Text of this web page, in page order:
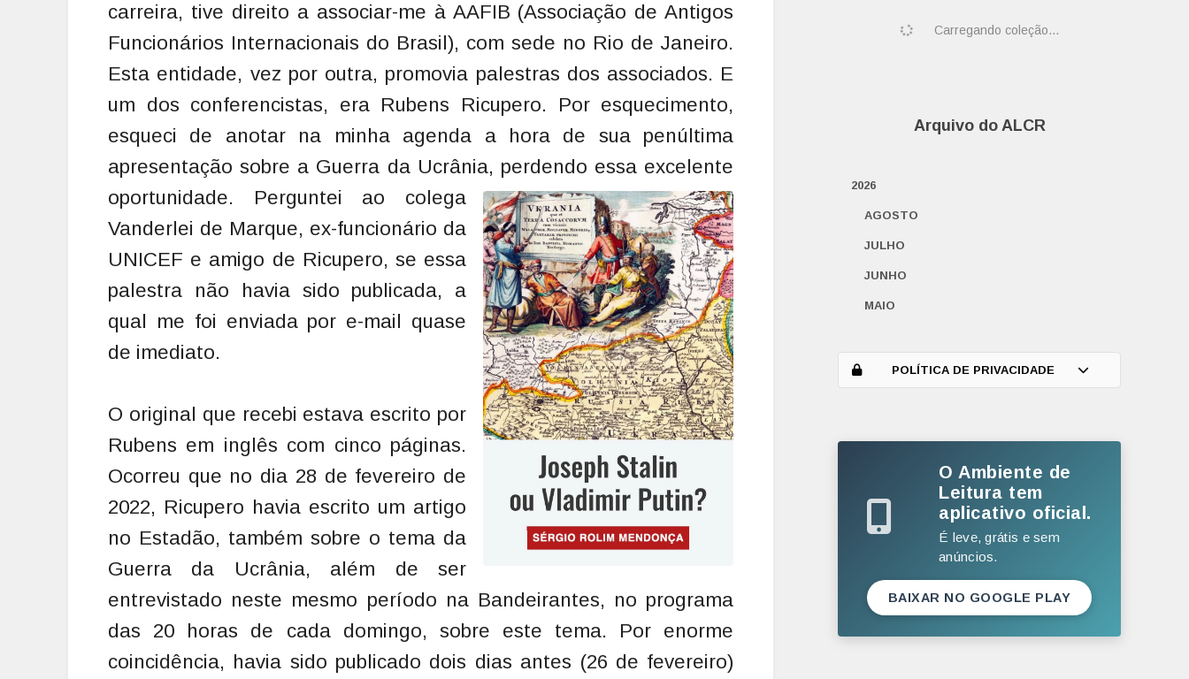
carreira, tive direito a associar-me à AAFIB (Associação de Antigos
Funcionários Internacionais do Brasil), com sede no Rio de Janeiro.
Esta entidade, vez por outra, promovia palestras dos associados. E
um dos conferencistas, era Rubens Ricupero. Por esquecimento,
esqueci de anotar na minha agenda a hora de sua penúltima
apresentação sobre a Guerra da Ucrânia, perdendo essa excelente
oportunidade. Perguntei ao colega
Vanderlei de Marque, ex-funcionário da
UNICEF e amigo de Ricupero, se essa
palestra não havia sido publicada, a
qual me foi enviada por e-mail quase
de imediato.
O original que recebi estava escrito por
Rubens em inglês com cinco páginas.
Ocorreu que no dia 28 de fevereiro de
2022, Ricupero havia escrito um artigo
no Estadão, também sobre o tema da
Guerra da Ucrânia, além de ser
entrevistado neste mesmo período na Bandeirantes, no programa
das 20 horas de cada domingo, sobre este tema. Por enorme
coincidência, havia sido publicado dois dias antes (26 de fevereiro)
Carregando coleção...
Arquivo do ALCR
2026
AGOSTO
JULHO
JUNHO
MAIO
MARÇO
DEZEMBRO
NOVEMBRO
SETEMBRO
POLÍTICA DE PRIVACIDADE
O Ambiente de
Leitura tem
aplicativo oficial.
É leve, grátis e sem
anúncios.
BAIXAR NO GOOGLE PLAY